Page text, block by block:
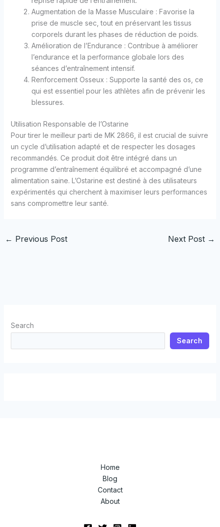
Augmentation de la Masse Musculaire : Favorise la
prise de muscle sec, tout en préservant les tissus
corporels durant les phases de réduction de poids.
Amélioration de l’Endurance : Contribue à améliorer
l’endurance et la performance globale lors des
séances d’entraînement intensif.
Renforcement Osseux : Supporte la santé des os, ce
qui est essentiel pour les athlètes afin de prévenir les
blessures.
Utilisation Responsable de l’Ostarine
Pour tirer le meilleur parti de MK 2866, il est crucial de suivre
un cycle d’utilisation adapté et de respecter les dosages
recommandés. Ce produit doit être intégré dans un
programme d’entraînement équilibré et accompagné d’une
alimentation saine. L’Ostarine est destiné à des utilisateurs
expérimentés qui cherchent à maximiser leurs performances
sans compromettre leur santé.
← Previous Post Next Post →
Search
Search
Home
Blog
Contact
About